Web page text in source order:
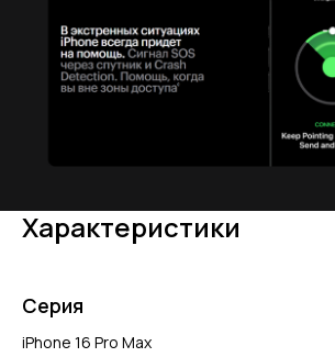
Характеристики
Серия
iPhone 16 Pro Max